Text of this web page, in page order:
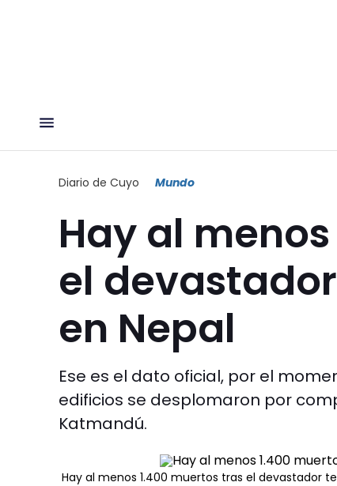
Diario de Cuyo Mundo
Hay al
el
en Nepal
Ese es el dato oficial, por el
edificios se desplomaron por
Katmandú.
Hay al menos 1.400 muertos tras el devastador